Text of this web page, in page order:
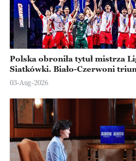
Polska obroniła tytuł mistrza
Siatkówki. Biało-Czerwoni
Ningbo
03-Aug-2026